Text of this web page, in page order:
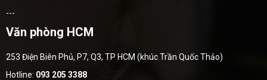
---
Văn phòng HCM
253 Điện Biên Phủ, P7, Q3, TP HCM (khúc Trần Quốc Thảo)
Hotline: 093 205 3388